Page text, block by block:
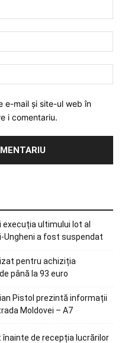
e-mail și site-ul web în
i comentariu.
ultimului lot al
Ungheni a fost suspendat
pentru achiziția
până la 93 euro
Pistol prezintă informații
Moldovei – A7
de recepția lucrărilor